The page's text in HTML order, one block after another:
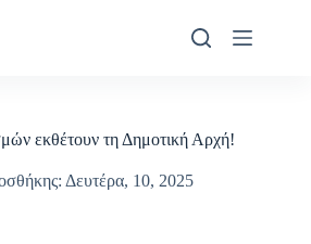
εκθέτουν τη Δημοτική Αρχή!
Δευτέρα, 10, 2025